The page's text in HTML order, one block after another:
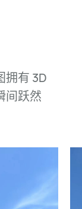
拥有 3D
间跃然